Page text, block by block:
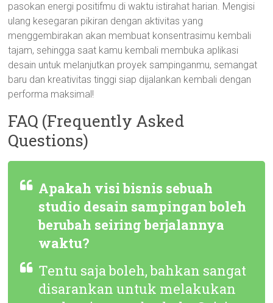
pasokan energi positifmu di waktu istirahat harian. Mengisi
ulang kesegaran pikiran dengan aktivitas yang
menggembirakan akan membuat konsentrasimu kembali
tajam, sehingga saat kamu kembali membuka aplikasi
desain untuk melanjutkan proyek sampinganmu, semangat
baru dan kreativitas tinggi siap dijalankan kembali dengan
performa maksimal!
FAQ (Frequently Asked
Questions)
Apakah visi bisnis sebuah
studio desain sampingan boleh
berubah seiring berjalannya
waktu?
Tentu saja boleh, bahkan sangat
disarankan untuk melakukan